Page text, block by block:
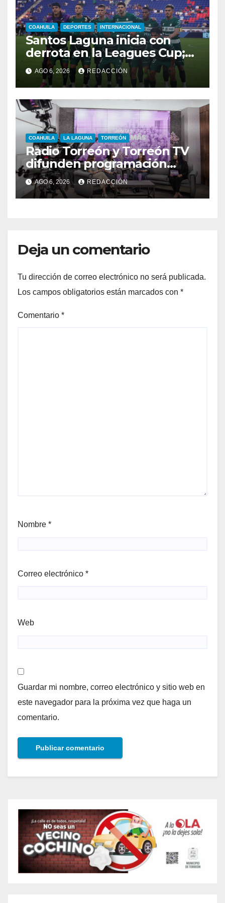
COAHUILA DEPORTES INTERNACIONAL
Santos Laguna inicia con
derrota en la Leagues Cup;
cae 2-0 ante New York City
FCAGO 6, 2026 REDACCIÓN
COAHUILA LA LAGUNA TORREÓN
Radio Torreón y Torreón TV
difunden programación
especial por la Semana
Mundial de la Lactancia
Materna
AGO 6, 2026 REDACCIÓN
Deja un comentario
Tu dirección de correo electrónico no será publicada.
Los campos obligatorios están marcados con *
Comentario *
Nombre *
Correo electrónico *
Web
Guardar mi nombre, correo electrónico y sitio web en
este navegador para la próxima vez que haga un
comentario.